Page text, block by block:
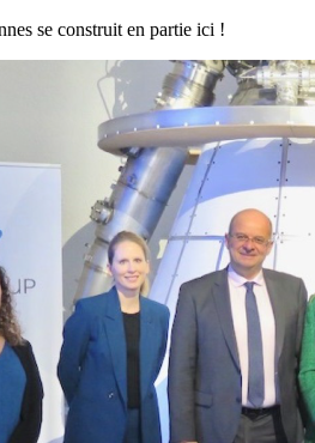
se construit en partie ici !